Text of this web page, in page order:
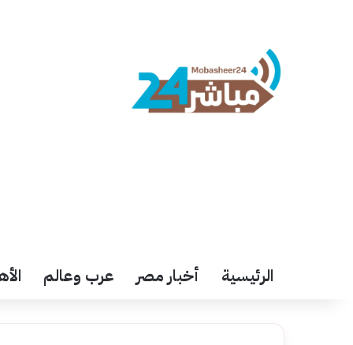
الرئيسية أخبار مصر عرب وعالم